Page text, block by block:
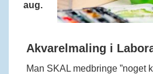
aug.
Akvarelmaling i
Man SKAL medbringe ”noget